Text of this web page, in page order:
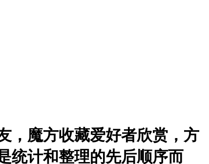
，魔方收藏爱好者欣赏，方
统计和整理的先后顺序而